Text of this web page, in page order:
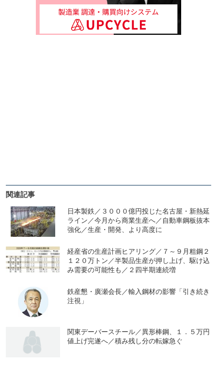
関連記事
日本製鉄／３０００億円投じた名古屋・新熱延
ライン／今月から商業生産へ／自動車鋼板抜本
強化／生産・開発、より高度に
経産省の生産計画ヒアリング／７～９月粗鋼２
１２０万トン／半製品生産が押し上げ、駆け込
み需要の可能性も／２四半期連続増
鉄産懇・廣瀬会長／輸入鋼材の影響「引き続き
注視」
関東デーバースチール／異形棒鋼、１．５万円
値上げ完遂へ／積み残し分の転嫁急ぐ